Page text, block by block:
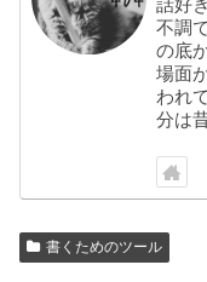
不調
の底
場面
われ
分は
書くためのツール